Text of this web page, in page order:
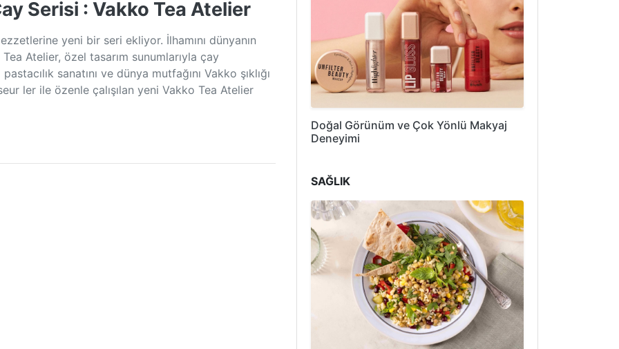
Serisi : Vakko Tea Atelier
yeni bir seri ekliyor. İlhamını dünyanın
Atelier, özel tasarım sunumlarıyla çay
sanatını ve dünya mutfağını Vakko şıklığı
ler ile özenle çalışılan yeni Vakko Tea Atelier
Doğal Görünüm ve Çok Yönlü Makyaj
Deneyimi
SAĞLIK